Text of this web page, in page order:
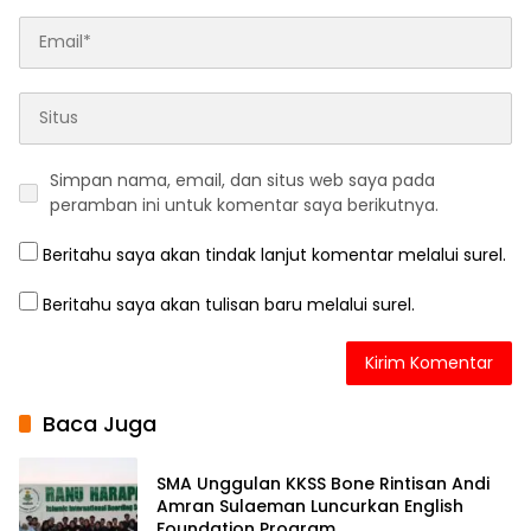
Simpan nama, email, dan situs web saya pada
peramban ini untuk komentar saya berikutnya.
Beritahu saya akan tindak lanjut komentar melalui surel.
Beritahu saya akan tulisan baru melalui surel.
Baca Juga
SMA Unggulan KKSS Bone Rintisan Andi
Amran Sulaeman Luncurkan English